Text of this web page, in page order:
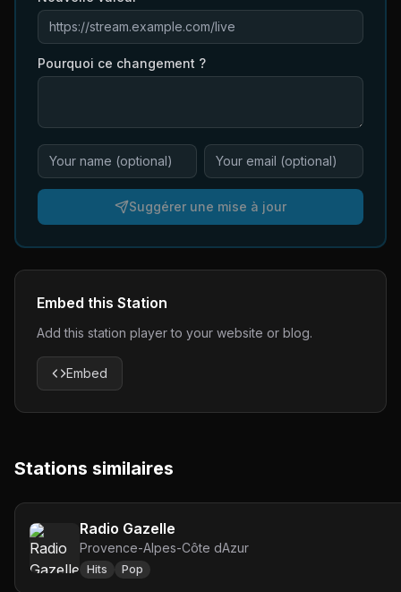
Pourquoi ce changement ?
Suggérer une mise à jour
Embed this Station
Add this station player to your website or blog.
Embed
Stations similaires
Radio Gazelle
Provence-Alpes-Côte dAzur
Hits Pop